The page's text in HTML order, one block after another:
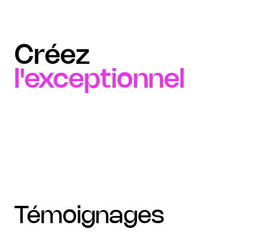
Créez
l'exceptionnel
Témoignages